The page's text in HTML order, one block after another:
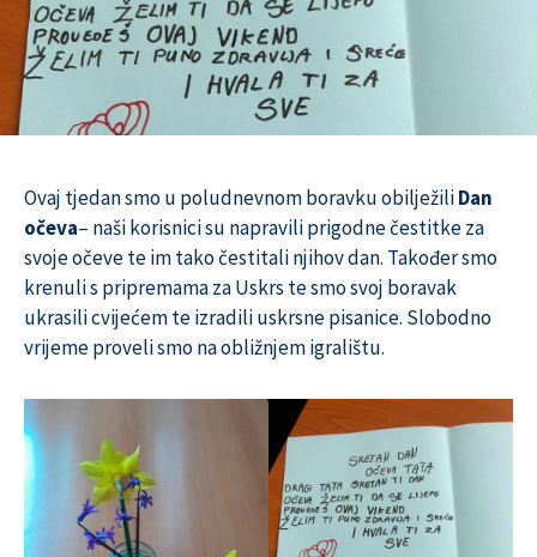
Ovaj tjedan smo u poludnevnom boravku obilježiliDan
očeva– naši korisnici su napravili prigodne čestitke za
svoje očeve te im tako čestitali njihov dan. Također smo
krenuli s pripremama za Uskrs te smo svoj boravak
ukrasili cvijećem te izradili uskrsne pisanice. Slobodno
vrijeme proveli smo na obližnjem igralištu.